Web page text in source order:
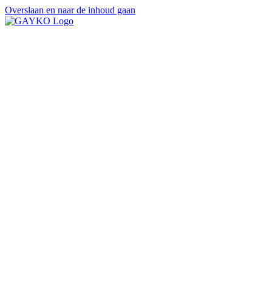
Overslaan en naar de inhoud gaan